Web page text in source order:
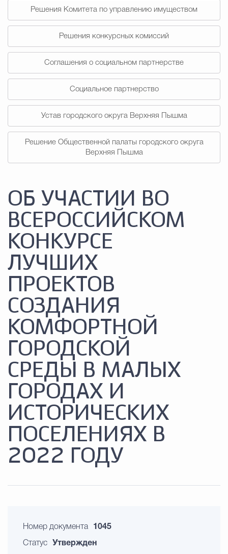
Градостроительство и
Государственные организации
Решения Комитета по управлению имуществом
Решения конкурсных комиссий
Соглашения о социальном партнерстве
Социальное партнерство
Устав городского округа Верхняя Пышма
Решение Общественной палаты городского округа
Верхняя Пышма
ОБ УЧАСТИИ ВО
ВСЕРОССИЙСКОМ
КОНКУРСЕ
ЛУЧШИХ
ПРОЕКТОВ
СОЗДАНИЯ
КОМФОРТНОЙ
ГОРОДСКОЙ
СРЕДЫ В МАЛЫХ
ГОРОДАХ И
ИСТОРИЧЕСКИХ
ПОСЕЛЕНИЯХ В
2022 ГОДУ
Номер документа 1045
Статус Утвержден